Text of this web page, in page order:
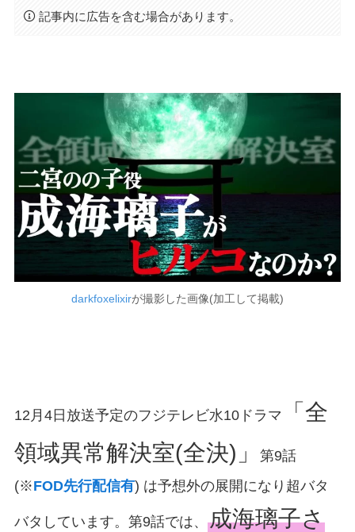
記事内に広告を含む場合があります。
darkfoxelixirが撮影した画像(加工して掲載)
12月4日放送予定のフジテレビ水10ドラマ
「全
領域異常解決室(全決)」
第9話
(※FOD先行配信有) は予想外の展開になり超バタ
バタしています。第9話では、 成海璃子さ